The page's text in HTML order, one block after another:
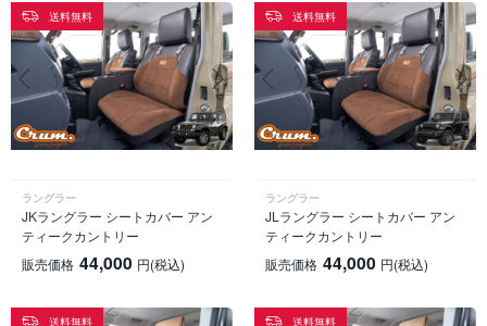
送料無料
ラングラー
JKラングラー シートカバー アン
ティークカントリー
販売価格 44,000 円(税込)
送料無料
ラングラー
JLラングラー シートカバー アン
ティークカントリー
販売価格 44,000 円(税込)
送料無料 送料無料